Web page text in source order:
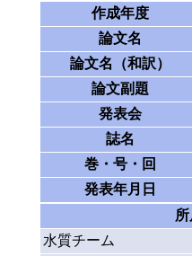
作成年度
論文名
論文名（和訳）
論文副題
発表会
誌名
巻・号・回
発表年月日
水質チーム